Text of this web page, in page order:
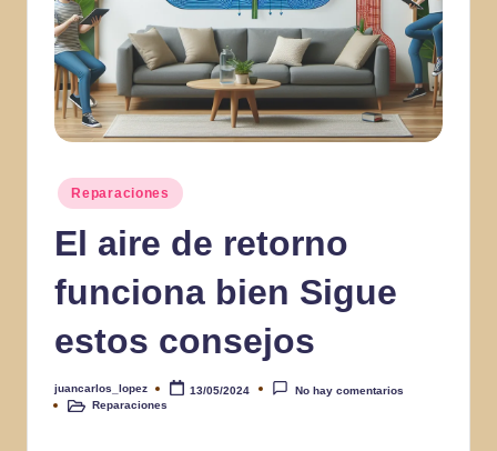
Publicado
en
Reparaciones
El aire de retorno
funciona bien Sigue
estos consejos
Publicado
por
juancarlos_lopez 13/05/2024
No hay comentarios
PublicadoReparaciones